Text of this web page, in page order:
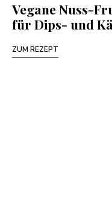
Vegane Nuss-
für Dips- und
ZUM REZEPT